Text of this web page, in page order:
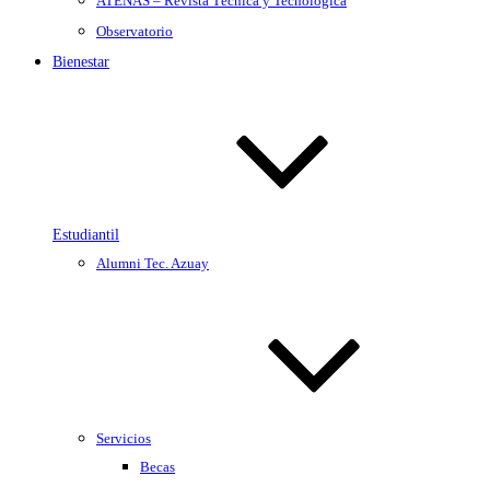
Observatorio
Bienestar
Estudiantil
Alumni Tec. Azuay
Servicios
Becas